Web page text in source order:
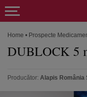
Home • Prospecte
DUBLOCK 5
Producător: Alapis România